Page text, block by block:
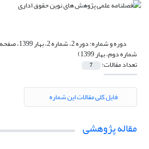
دوره و شماره:
شماره دوم، بهار 1399)
تعداد مقالات: 7
فایل کلی مقالات این شماره
مقاله پژوهشی